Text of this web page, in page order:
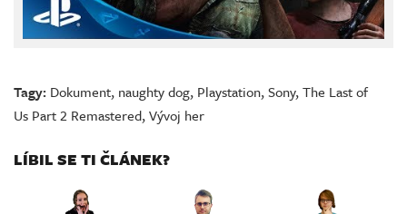
Tagy: Dokument, naughty dog, Playstation,Sony,The Last of
Us Part 2 Remastered,Vývoj her
LÍBIL SE TI ČLÁNEK?